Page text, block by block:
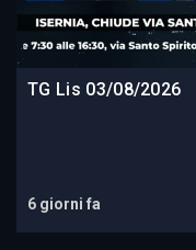
TG Lis 03/08/2026
6 giorni fa